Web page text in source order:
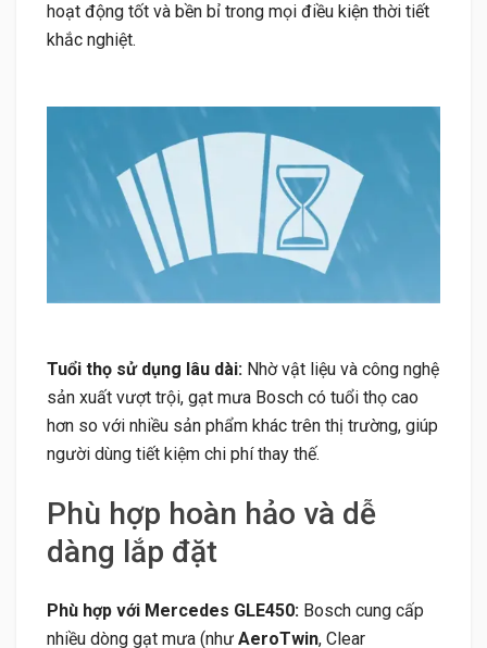
hoạt động tốt và bền bỉ trong mọi điều kiện thời tiết
khắc nghiệt.
Tuổi thọ sử dụng lâu dài: Nhờ vật liệu và công nghệ
sản xuất vượt trội, gạt mưa Bosch có tuổi thọ cao
hơn so với nhiều sản phẩm khác trên thị trường, giúp
người dùng tiết kiệm chi phí thay thế.
Phù hợp hoàn hảo và dễ
dàng lắp đặt
Phù hợp với Mercedes GLE450: Bosch cung cấp
nhiều dòng gạt mưa (như AeroTwin, Clear